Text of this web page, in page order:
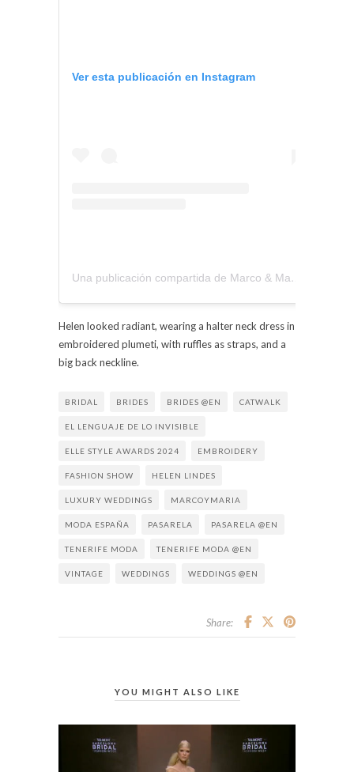
Ver esta publicación en Instagram
Una publicación compartida de Marco & María (@marcoymaria)
Helen looked radiant, wearing a halter neck dress in
embroidered plumeti, with ruffles as straps, and a
big back neckline.
BRIDAL BRIDES BRIDES @EN CATWALK
EL LENGUAJE DE LO INVISIBLE
ELLE STYLE AWARDS 2024 EMBROIDERY
FASHION SHOW HELEN LINDES
LUXURY WEDDINGS MARCOYMARIA
MODA ESPAÑA PASARELA PASARELA @EN
TENERIFE MODA TENERIFE MODA @EN
VINTAGE WEDDINGS WEDDINGS @EN
Share:
YOU MIGHT ALSO LIKE